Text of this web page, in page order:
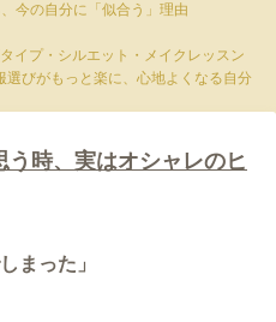
今の自分に「似合う」理由
イプ・シルエット・メイクレッスン
選びがもっと楽に、心地よくなる自分
う時、実はオシャレのヒ
まった」